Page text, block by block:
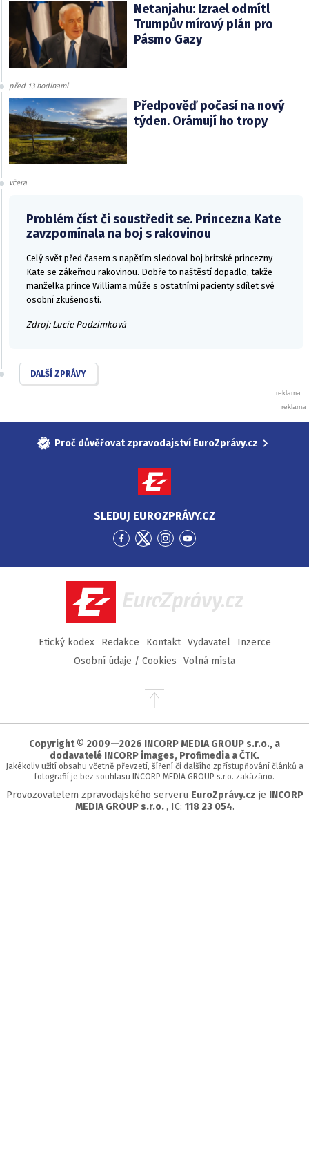
Netanjahu: Izrael odmítl
Trumpův mírový plán pro
Pásmo Gazy
před 13 hodinami
Předpověď počasí na nový
týden. Orámují ho tropy
včera
Problém číst či soustředit se. Princezna Kate
zavzpomínala na boj s rakovinou
Celý svět před časem s napětím sledoval boj britské princezny
Kate se zákeřnou rakovinou. Dobře to naštěstí dopadlo, takže
manželka prince Williama může s ostatními pacienty sdílet své
osobní zkušenosti.
Zdroj: Lucie Podzimková
DALŠÍ ZPRÁVY
Proč důvěřovat zpravodajství EuroZprávy.cz
SLEDUJ EUROZPRÁVY.CZ
Přejít
Facebook
Přejít
Twitter
Přejít
Instagram
Přejít
YouTube
EuroZprávy.cz
Etický kodex Redakce Kontakt Vydavatel
Inzerce
Osobní údaje / Cookies
Volná místa
Přejít
stránky
Copyright © 2009—2026 INCORP MEDIA GROUP s.r.o., a
dodavatelé INCORP images, Profimedia a ČTK.
Jakékoliv užití obsahu včetně převzetí, šíření či dalšího zpřístupňování článků a
fotografií je bez souhlasu INCORP MEDIA GROUP s.r.o. zakázáno.
Provozovatelem zpravodajského serveru EuroZprávy.cz je INCORP
MEDIA GROUP s.r.o. , IC: 118 23 054.